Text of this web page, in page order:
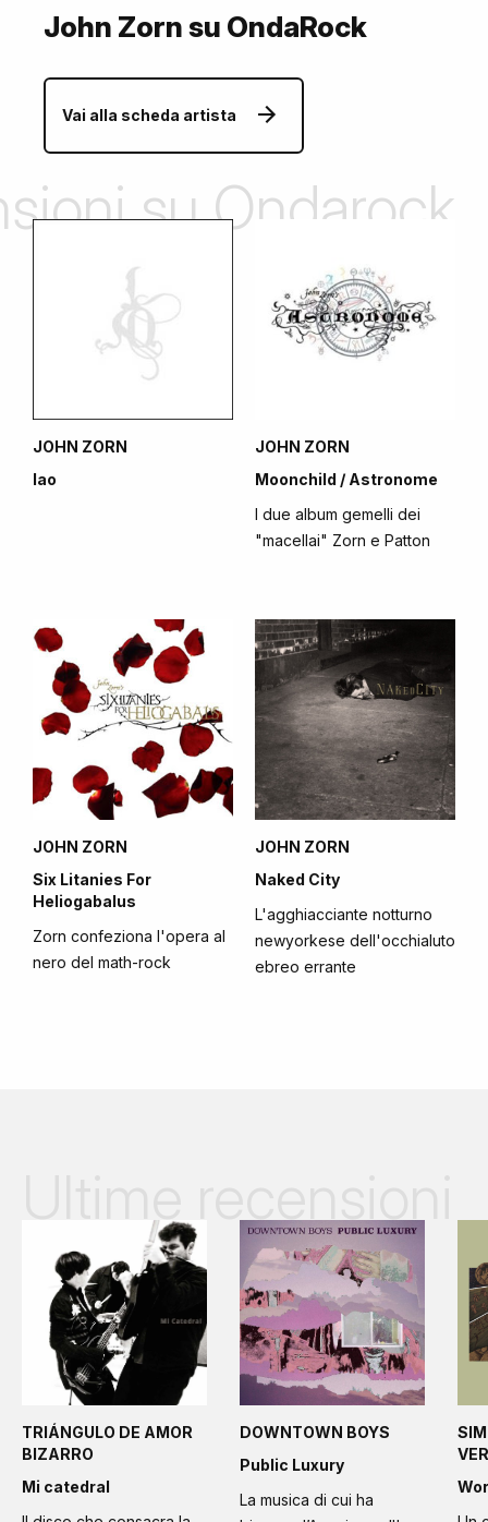
John Zorn su OndaRock
Vai alla scheda artista
su Ondarock
JOHN ZORN
Iao
JOHN ZORN
Moonchild / Astronome
I due album gemelli dei
"macellai" Zorn e Patton
JOHN ZORN
Six Litanies For
Heliogabalus
Zorn confeziona l'opera al
nero del math-rock
JOHN ZORN
Naked City
L'agghiacciante notturno
newyorkese dell'occhialuto
ebreo errante
TRIÁNGULO DE AMOR
BIZARRO
Mi catedral
DOWNTOWN BOYS
Public Luxury
La musica di cui ha